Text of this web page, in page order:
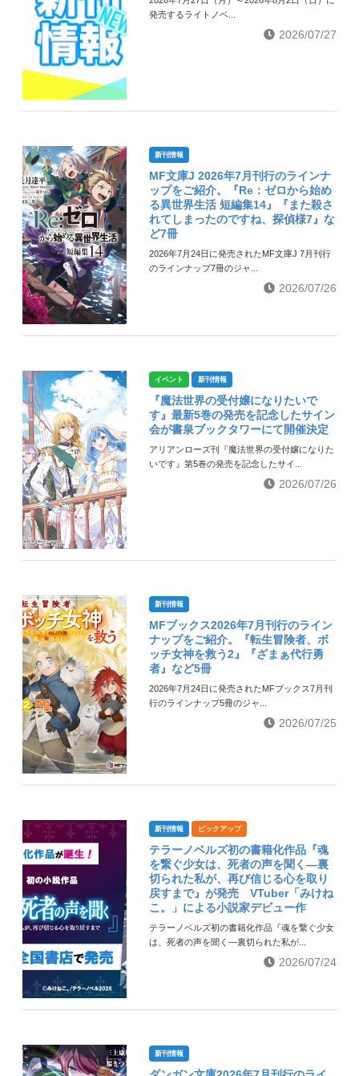
発売するライトノベ...
2026/07/27
新刊情報
MF文庫J 2026年7月刊行のラインナ
ップをご紹介。『Re：ゼロから始め
る異世界生活 短編集14』『また殺さ
れてしまったのですね、探偵様7』な
ど7冊
2026年7月24日に発売されたMF文庫J 7月刊行
のラインナップ7冊のジャ...
2026/07/26
イベント 新刊情報
『魔法世界の受付嬢になりたいで
す』最新5巻の発売を記念したサイン
会が書泉ブックタワーにて開催決定
アリアンローズ刊『魔法世界の受付嬢になりた
いです』第5巻の発売を記念したサイ...
2026/07/26
新刊情報
MFブックス2026年7月刊行のライン
ナップをご紹介。『転生冒険者、ボ
ッチ女神を救う2』『ざまぁ代行勇
者』など5冊
2026年7月24日に発売されたMFブックス7月刊
行のラインナップ5冊のジャ...
2026/07/25
新刊情報 ピックアップ
テラーノベルズ初の書籍化作品『魂
を繋ぐ少女は、死者の声を聞く―裏
切られた私が、再び信じる心を取り
戻すまで』が発売 VTuber「みけね
こ。」による小説家デビュー作
テラーノベルズ初の書籍化作品『魂を繋ぐ少女
は、死者の声を聞く―裏切られた私が...
2026/07/24
新刊情報